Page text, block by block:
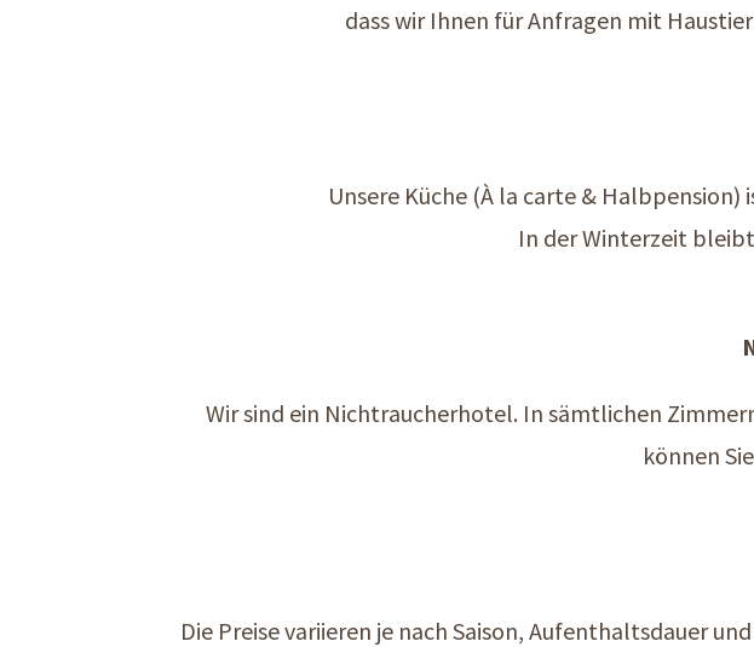
dass wir Ihnen für Anfragen mit
Unsere Küche (À la carte &
In der Winterzeit bleibt
Wir sind ein Nichtraucherhotel. In sämtlichen
können
Die Preise variieren je nach Saison, Aufenthaltsdauer